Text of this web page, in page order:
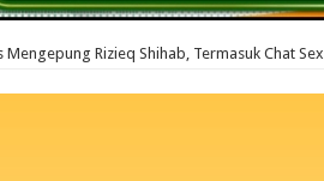
Mengepung Rizieq Shihab, Termasuk Chat Sex